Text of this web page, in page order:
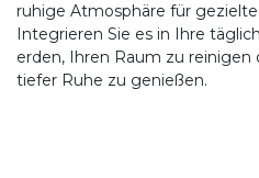
ruhige Atmosphäre für
Integrieren Sie es in Ihre
erden, Ihren Raum zu
tiefer Ruhe zu genießen.